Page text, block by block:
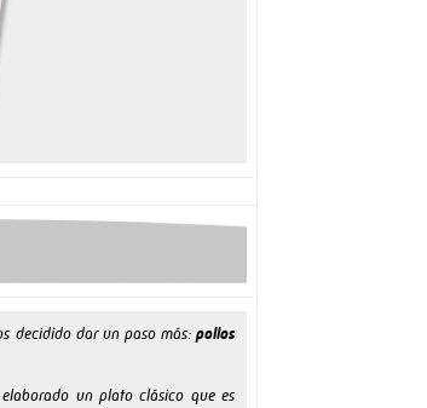
decidido dar un paso más:pollos
un plato clásico que es